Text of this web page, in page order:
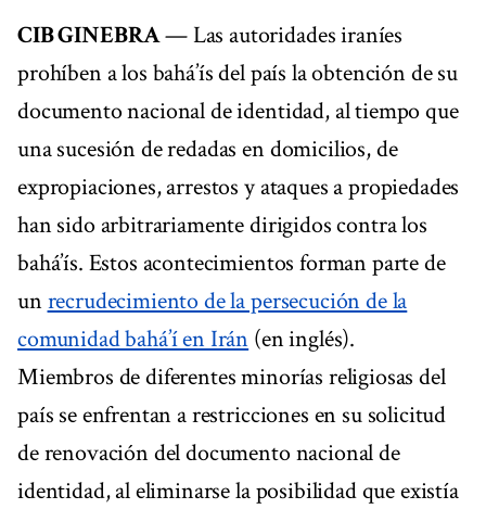
CIB GINEBRA— Las autoridades iraníes
prohíben a los bahá’ís del país la obtención de su
documento nacional de identidad, al tiempo que
una sucesión de redadas en domicilios, de
expropiaciones, arrestos y ataques a propiedades
han sido arbitrariamente dirigidos contra los
bahá’ís. Estos acontecimientos forman parte de
un recrudecimiento de la persecución de la
comunidad bahá’í en Irán (en inglés).
Miembros de diferentes minorías religiosas del
país se enfrentan a restricciones en su solicitud
de renovación del documento nacional de
identidad, al eliminarse la posibilidad que existía